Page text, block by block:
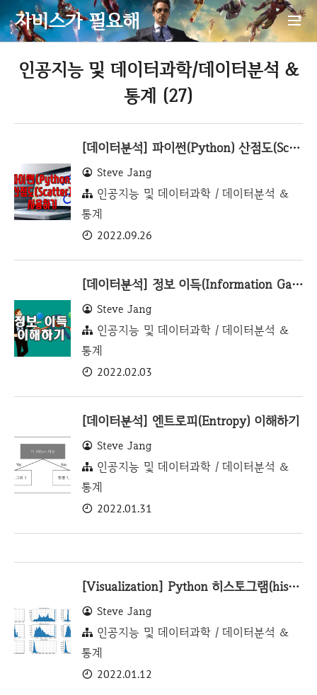
자비스가 필요해
인공지능 및 데이터과학/데이터분석 &
통계 (27)
[데이터분석] 파이썬(Python) 산점도(Scatter) 사용하기
Steve Jang
인공지능 및 데이터과학 / 데이터분석 &
통계
2022.09.26
[데이터분석] 정보 이득(Information Gain) 이해하기(feat. 엔트로피)
Steve Jang
인공지능 및 데이터과학 / 데이터분석 &
통계
2022.02.03
[데이터분석] 엔트로피(Entropy) 이해하기
Steve Jang
인공지능 및 데이터과학 / 데이터분석 &
통계
2022.01.31
[Visualization] Python 히스토그램(histogram) 사용하기
Steve Jang
인공지능 및 데이터과학 / 데이터분석 &
통계
2022.01.12